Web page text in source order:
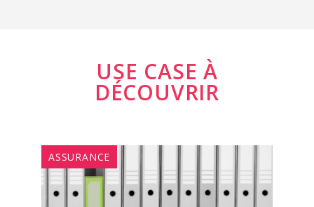
USE CASE À
DÉCOUVRIR
ASSURANCE